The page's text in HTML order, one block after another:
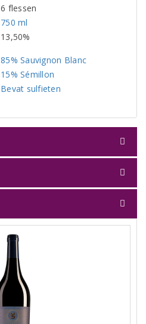
6 flessen
750 ml
13,50%
85% Sauvignon Blanc
15% Sémillon
Bevat sulfieten